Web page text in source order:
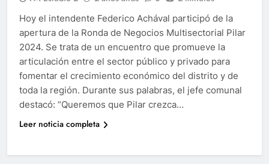
Hoy el intendente Federico Achával participó de la
apertura de la Ronda de Negocios Multisectorial Pilar
2024. Se trata de un encuentro que promueve la
articulación entre el sector público y privado para
fomentar el crecimiento económico del distrito y de
toda la región. Durante sus palabras, el jefe comunal
destacó: “Queremos que Pilar crezca…
Leer noticia completa